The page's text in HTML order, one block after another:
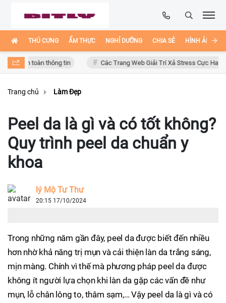
THÚ CƯNG ẨM THỰC NGHỈ DƯỠNG CHIA SẺ HÌNH ẢNH
an toàn thông tin Các Trang Web Giải Trí Xả Stress Cực Hay Ho
Trang chủ Làm Đẹp
Peel da là gì và có tốt không?
Quy trình peel da chuẩn y
khoa
lý Mộ Tư Thư
20:15 17/10/2024
Trong những năm gần đây, peel da được biết đến nhiều
hơn nhờ khả năng trị mụn và cải thiện làn da trắng sáng,
mịn màng. Chính vì thế mà phương pháp peel da được
không ít người lựa chọn khi làn da gặp các vấn đề như
mụn, lỗ chân lông to, thâm sạm,… Vậy peel da là gì và có